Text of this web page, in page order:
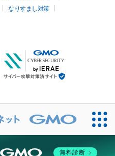
なりすまし対策
無料診断